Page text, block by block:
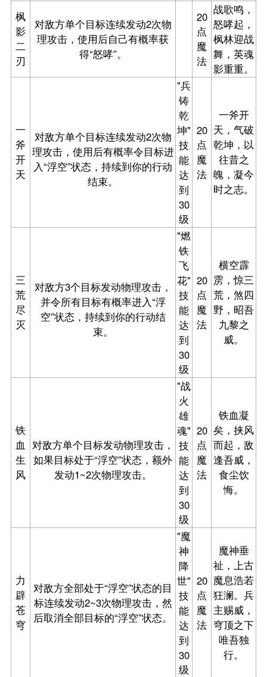
枫
影
二
刃
对敌方单个目标连续发动2次物
理攻击，使用后自己有概率获
得“怒哮”。
20
点
魔
法
战歌鸣，
怒哮起，
枫林迎战
舞，英魂
影重重。
一
斧
开
天
对敌方单个目标连续发动2次物
理攻击，使用后有概率令目标进
入“浮空”状态，持续到你的行动
结束。
"兵
铸
乾
坤"
技
能
达
到
30
级
20
点
魔
法
一斧开
天，气破
乾坤，以
往昔之
魄，凝今
时之志。
三
荒
尽
灭
对敌方3个目标发动物理攻击，
并令所有目标有概率进入“浮
空”状态，持续到你的行动结
束。
"燃
铁
飞
花"
技
能
达
到
30
级
20
点
魔
法
横空霹
雳，惊三
荒，煞四
野，昭吾
九黎之
威。
铁
血
生
风
对敌方单个目标发动物理攻击，
如果目标处于“浮空”状态，额外
发动1~2次物理攻击。
"战
火
雄
魂"
技
能
达
到
30
级
20
点
魔
法
铁血凝
矣，挟风
而起，敌
逢吾威，
食尘饮
悔。
力
辟
苍
穹
对敌方全部处于“浮空”状态的目
标连续发动2~3次物理攻击，然
后取消全部目标的“浮空”状态。
"魔
神
降
世"
技
能
达
到
30
级
20
点
魔
法
魔神垂
祉，上古
魔息浩若
狂澜。兵
主赐威，
穹顶之下
唯吾独
行。